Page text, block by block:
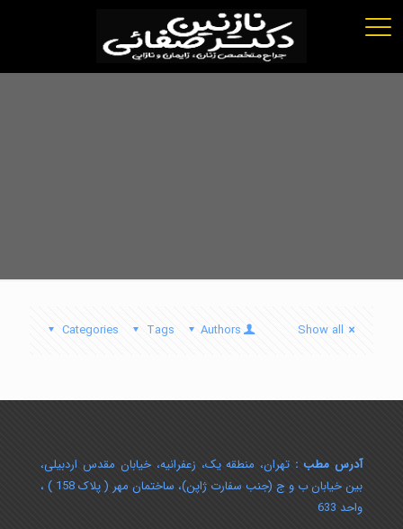
Categories Tags Authors Show all
آدرس مطب : تهران، منطقه یک، زعفرانیه، خیابان مقدس اردبیلی،
بین خیابان ب و ج (جنب سفارت ژاپن)، ساختمان مهر ( پلاک 158 ) ،
واحد 633